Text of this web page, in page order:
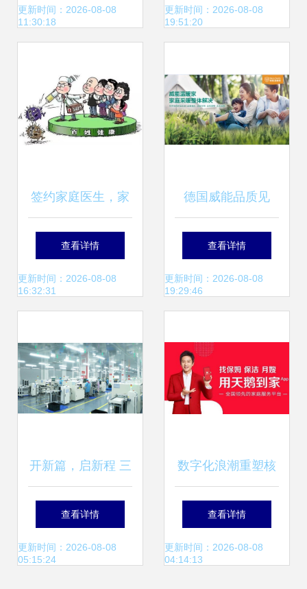
打造专业健康管家
更新时间：2026-08-08
11:30:18
发展趋势
更新时间：2026-08-08
19:51:20
签约家庭医生，家
政服务双助力，共
筑健康园区暖心网
查看详情
更新时间：2026-08-08
16:32:31
德国威能品质见
证，再获‘2022消费
者信赖十大家居品
查看详情
更新时间：2026-08-08
19:29:46
开新篇，启新程 三
月永康医疗携手家
政服务共赴医疗器
查看详情
更新时间：2026-08-08
05:15:24
数字化浪潮重塑核
心 天鹅到家如何破
解家务服务“标准化
查看详情
更新时间：2026-08-08
04:14:13